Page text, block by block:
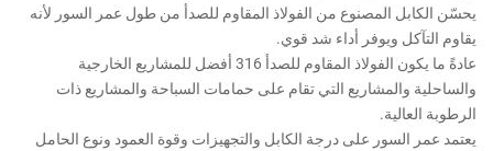
يحسّن الكابل المصنوع من الفولاذ المقاوم للصدأ من طول عمر السور لأنه
يقاوم التآكل ويوفر أداء شد قوي.
عادةً ما يكون الفولاذ المقاوم للصدأ 316 أفضل للمشاريع الخارجية
والساحلية والمشاريع التي تقام على حمامات السباحة والمشاريع ذات
الرطوبة العالية.
يعتمد عمر السور على درجة الكابل والتجهيزات وقوة العمود ونوع الحامل